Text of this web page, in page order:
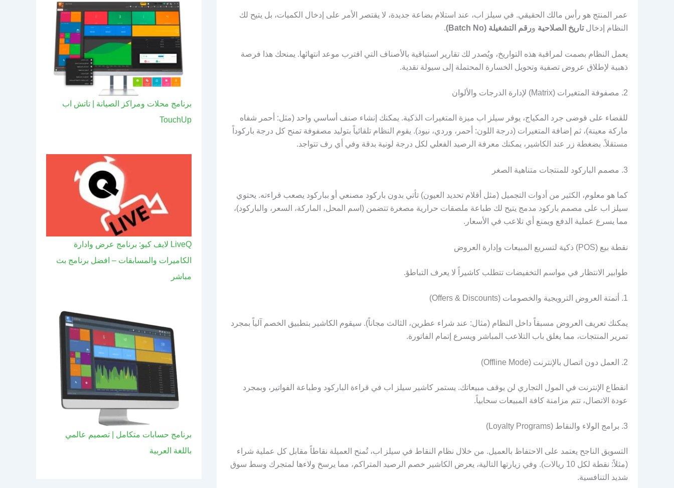
عمر المنتج هو رأس مالك الحقيقي. في سيلز اب، عند استلام بضاعة جديدة، لا يقتصر الأمر على إدخال الكميات، بل يتيح لك
النظام إدخالتاريخ الصلاحية ورقم التشغيلة (Batch No) .
يعمل النظام بصمت لمراقبة هذه التواريخ، ويُصدر لك تقارير استباقية بالأصناف التي اقترب موعد انتهائها. يمنحك هذا فرصة
ذهبية لإطلاق عروض تصفية وتحويل الخسارة المحتملة إلى سيولة نقدية.
2. مصفوفة المتغيرات (Matrix) لإدارة الدرجات والألوان
للقضاء على فوضى جرد المكياج، يوفر سيلز اب ميزة المتغيرات الذكية. يمكنك إنشاء صنف أساسي واحد (مثل: أحمر شفاه
ماركة معينة)، ثم إضافة المتغيرات (درجة اللون: أحمر، وردي، نيود). يقوم النظام تلقائياً بتوليد مصفوفة تمنح كل درجة باركوداً
مستقلاً. بضغطة زر عند الكاشير، يمكنك معرفة الرصيد الفعلي لكل درجة لونية بدقة وفي أي رف تتواجد.
3. مصمم الباركود للمنتجات متناهية الصغر
كما هو معلوم، الكثير من أدوات التجميل (مثل أقلام تحديد العيون) تأتي بدون باركود مصنعي أو بباركود يصعب قراءته. يحتوي
سيلز اب على مصمم باركود مدمج يتيح لك طباعة ملصقات حرارية مصغرة تتضمن (اسم المحل، الماركة، السعر، والباركود)،
مما يسرع عملية الدفع ويمنع أي تلاعب في الأسعار.
نقطة بيع (POS) ذكية لتسريع المبيعات وإدارة العروض
طوابير الانتظار في مواسم التخفيضات تتطلب كاشيراً لا يعرف التباطؤ.
1. أتمتة العروض الترويجية والخصومات (Offers & Discounts)
يمكنك تعريف العروض مسبقاً داخل النظام (مثال: عند شراء عطرين، الثالث مجاناً). سيقوم الكاشير بتطبيق الخصم آلياً بمجرد
تمرير المنتجات، مما يغلق باب التلاعب المباشر ويسرع إتمام الفاتورة.
2. العمل دون اتصال بالإنترنت (Offline Mode)
انقطاع الإنترنت في المول التجاري لن يوقف مبيعاتك. يستمر كاشير سيلز اب في قراءة الباركود وطباعة الفواتير، وبمجرد
عودة الاتصال، تتم مزامنة كافة المبيعات سحابياً.
3. برامج الولاء والنقاط (Loyalty Programs)
التسويق الناجح يعتمد على الاحتفاظ بالعميل. من خلال نظام النقاط في سيلز اب، تُمنح العميلة نقاطاً مقابل كل عملية شراء
(مثلاً: نقطة لكل 10 ريالات). وفي زيارتها التالية، يعرض الكاشير خصم الرصيد المتراكم، مما يرسخ ولاءها لمتجرك وسط سوق
شديد التنافسية.
برنامج محلات ومراكز الصيانة | تاتش اب
TouchUp
LiveQ لايف كيو: برنامج عرض وادارة
الكاميرات والمسابقات – افضل برنامج بث
مباشر
برنامج حسابات متكامل | تصميم عالمي
باللغة العربية